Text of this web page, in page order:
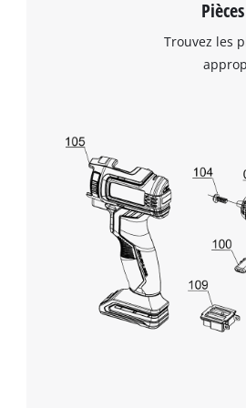
Trouvez les